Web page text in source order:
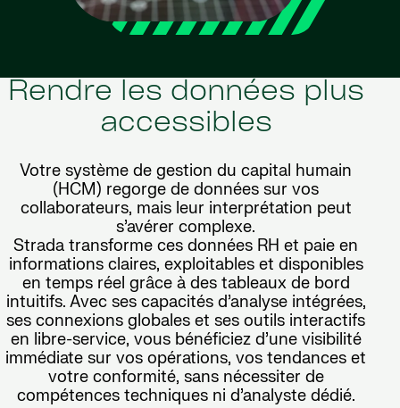
Rendre les données plus
accessibles
Votre système de gestion du capital humain
(HCM) regorge de données sur vos
collaborateurs, mais leur interprétation peut
s’avérer complexe.
Strada transforme ces données RH et paie en
informations claires, exploitables et disponibles
en temps réel grâce à des tableaux de bord
intuitifs. Avec ses capacités d’analyse intégrées,
ses connexions globales et ses outils interactifs
en libre-service, vous bénéficiez d’une visibilité
immédiate sur vos opérations, vos tendances et
votre conformité, sans nécessiter de
compétences techniques ni d’analyste dédié.